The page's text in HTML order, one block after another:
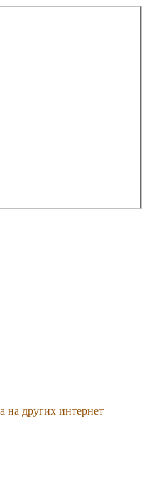
на других интернет